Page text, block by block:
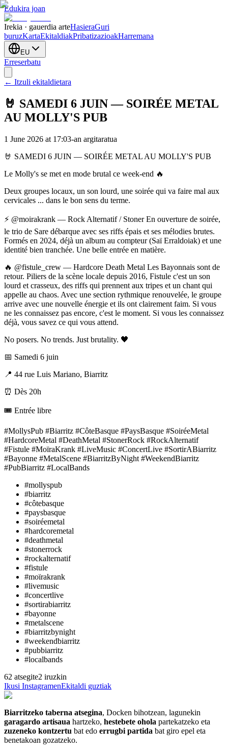
Edukira joan
Irekia · gauerdia arteHasieraGuri
buruzKartaEkitaldiakPribatizazioakHarremana
EU
Erreserbatu
← Itzuli ekitaldietara
🤘 SAMEDI 6 JUIN — SOIRÉE METAL
AU MOLLY'S PUB
1 June 2026 at 17:03-an argitaratua
🤘 SAMEDI 6 JUIN — SOIRÉE METAL AU MOLLY'S PUB
Le Molly's se met en mode brutal ce week-end 🔥
Deux groupes locaux, un son lourd, une soirée qui va faire mal aux
cervicales ... dans le bon sens du terme.
⚡ @moirakrank — Rock Alternatif / Stoner En ouverture de soirée,
le trio de Sare débarque avec ses riffs épais et ses mélodies brutes.
Formés en 2024, déjà un album au compteur (Saï Erraldoiak) et une
identité bien tranchée. Une belle entrée en matière.
🔥 @fistule_crew — Hardcore Death Metal Les Bayonnais sont de
retour. Piliers de la scène locale depuis 2016, Fistule c'est un son
lourd et crasseux, des riffs qui prennent aux tripes et un chant qui
appelle au chaos. Avec une section rythmique renouvelée, le groupe
arrive avec une nouvelle énergie et ils ont clairement faim. Si vous
ne les connaissez pas encore, c'est le moment. Si vous les connaissez
déjà, vous savez ce qui vous attend.
No posers. No trends. Just brutality. 🖤
📅 Samedi 6 juin
📍 44 rue Luis Mariano, Biarritz
⏰ Dès 20h
🎟️ Entrée libre
#MollysPub #Biarritz #CôteBasque #PaysBasque #SoiréeMetal
#HardcoreMetal #DeathMetal #StonerRock #RockAlternatif
#Fistule #MoïraKrank #LiveMusic #ConcertLive #SortirABiarritz
#Bayonne #MetalScene #BiarritzByNight #WeekendBiarritz
#PubBiarritz #LocalBands
#mollyspub
#biarritz
#côtebasque
#paysbasque
#soiréemetal
#hardcoremetal
#deathmetal
#stonerrock
#rockalternatif
#fistule
#moïrakrank
#livemusic
#concertlive
#sortirabiarritz
#bayonne
#metalscene
#biarritzbynight
#weekendbiarritz
#pubbiarritz
#localbands
62 atsegite2 iruzkin
Ikusi InstagramenEkitaldi guztiak
Biarritzeko taberna atsegina, Docken bihotzean, lagunekin
garagardo artisaua hartzeko, hestebete ohola partekatzeko eta
zuzeneko kontzertu bat edo errugbi partida bat giro epel eta
benetakoan gozatzeko.